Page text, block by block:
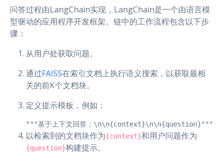
问答过程由LangChain实现，LangChain是一个由语言模
型驱动的应用程序开发框架。链中的工作流程包含以下步
骤：
从用户处获取问题。
通过FAISS在索引文档上执行语义搜索，以获取最相
关的前K个文档块。
定义提示模板，例如：
"""基于上下文回答：\n\n{context}\n\n{question}"""
以检索到的文档块作为{context}和用户问题作为
{question}构建提示。